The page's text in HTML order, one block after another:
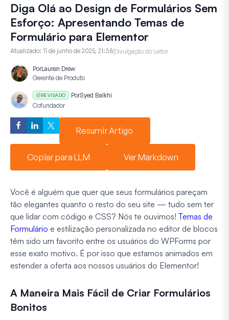
Diga Olá ao Design de Formulários Sem
Esforço: Apresentando Temas de
Formulário para Elementor
Atualizado: 11 de junho de 2025, 21:38 Divulgação do Leitor
PorLauren Drew
Gerente de Produto
REVISADO PorSyed Balkhi
Cofundador
Resumir Artigo
Copiar para LLM Ver Markdown
Você é alguém que quer que seus formulários pareçam
tão elegantes quanto o resto do seu site — tudo sem ter
que lidar com código e CSS? Nós te ouvimos! Temas de
Formulário e estilização personalizada no editor de blocos
têm sido um favorito entre os usuários do WPForms por
esse exato motivo. É por isso que estamos animados em
estender a oferta aos nossos usuários do Elementor!
A Maneira Mais Fácil de Criar Formulários
Bonitos